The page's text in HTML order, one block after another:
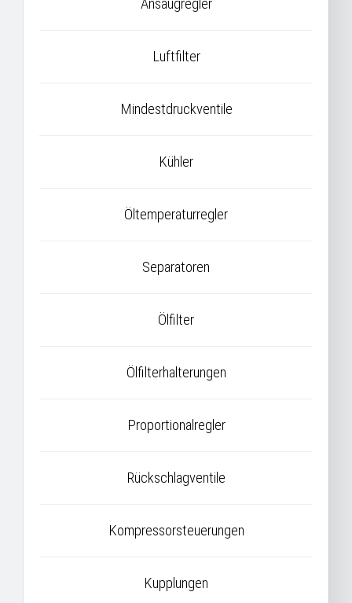
Ansaugregler
Luftfilter
Mindestdruckventile
Kühler
Öltemperaturregler
Separatoren
Ölfilter
Ölfilterhalterungen
Proportionalregler
Rückschlagventile
Kompressorsteuerungen
Kupplungen